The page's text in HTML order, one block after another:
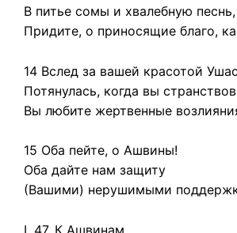
В питье сомы и хвалебную песнь,
Придите, о приносящие благо,
14 Вслед за вашей красотой Ушас
Потянулась, когда вы
Вы любите жертвенные
15 Оба пейте, о Ашвины!
Оба дайте нам защиту
(Вашими) нерушимыми
I, 47. К Ашвинам